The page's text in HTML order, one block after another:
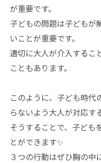
が重要です。
子どもの問題は子どもが
いことが重要です。
適切に大人が介入するこ
こともあります。
このように、子ども時代
らないよう大人が対応す
そうすることで、子ども
とができます✨
３つの行動はぜひ胸の中